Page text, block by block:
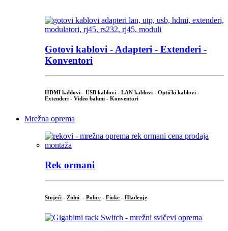
Gotovi kablovi - Adapteri - Extenderi -
Konventori
HDMI kablovi - USB kablovi - LAN kablovi - Optički kablovi -
Extenderi - Video baluni - Konventori
Mrežna oprema
Rek ormani
Stojeći - Zidni - Police - Fioke - Hlađenje